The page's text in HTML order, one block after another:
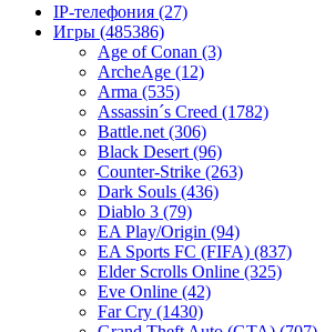
IP-телефония (27)
Игры (485386)
Age of Conan (3)
ArcheAge (12)
Arma (535)
Assassin´s Creed (1782)
Battle.net (306)
Black Desert (96)
Counter-Strike (263)
Dark Souls (436)
Diablo 3 (79)
EA Play/Origin (94)
EA Sports FC (FIFA) (837)
Elder Scrolls Online (325)
Eve Online (42)
Far Cry (1430)